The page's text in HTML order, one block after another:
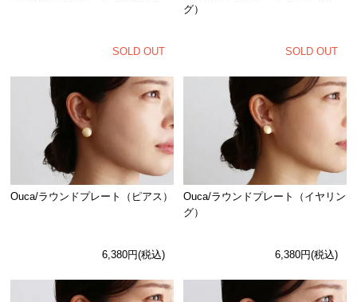
SOLD OUT
グ）
SOLD OUT
Ouca/ラウンドプレート（ピアス）
6,380円(税込)
Ouca/ラウンドプレート（イヤリン
グ）
6,380円(税込)